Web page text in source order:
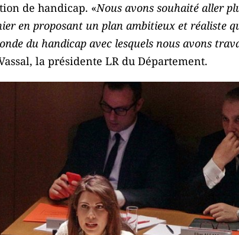
de handicap. «Nous avons souhaité aller
en proposant un plan ambitieux et réaliste
du handicap avec lesquels nous avons
la présidente LR du Département.